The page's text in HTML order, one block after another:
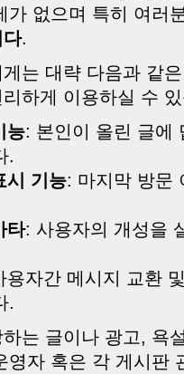
가 없으며 특히 여러
다.
는 대략 다음과 같
하게 이용하실 수
능: 본인이 올린 글에
.
시 기능: 마지막 방문
타: 사용자의 개성을
용자간 메시지 교환
.
는 글이나 광고, 욕
영자 혹은 각 게시판